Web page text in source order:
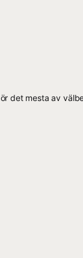
det mesta av